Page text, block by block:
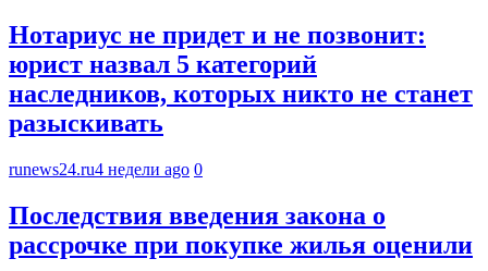
Нотариус не придет и не позвонит:
юрист назвал 5 категорий
наследников, которых никто не станет
разыскивать
runews24.ru4 недели ago 0
Последствия введения закона о
рассрочке при покупке жилья оценили